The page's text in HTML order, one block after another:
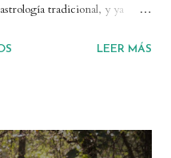
tradicional, y ya
de la gente. Como ya os he
Es cierto que muchas veces
LEER MÁS